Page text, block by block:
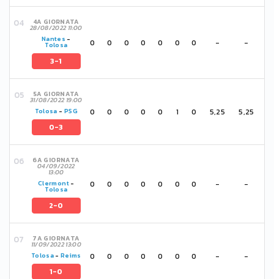
4A GIORNATA
28/08/2022 11:00
Nantes -
Tolosa
3-1
0 0 0 0 0 0 0 - -
5A GIORNATA
31/08/2022 19:00
Tolosa - PSG
0-3
0 0 0 0 0 1 0 5,25 5,25
6A GIORNATA
04/09/2022
13:00
Clermont-
Tolosa
2-0
0 0 0 0 0 0 0 - -
7A GIORNATA
11/09/2022 13:00
Tolosa -Reims
1-0
0 0 0 0 0 0 0 - -